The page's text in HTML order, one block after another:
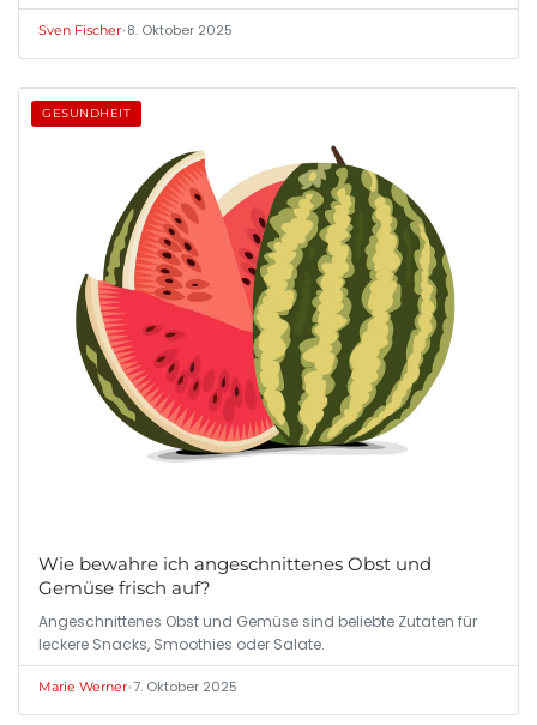
Sven Fischer•8. Oktober 2025
GESUNDHEIT
Wie bewahre ich angeschnittenes Obst und
Gemüse frisch auf?
Angeschnittenes Obst und Gemüse sind beliebte Zutaten für
leckere Snacks, Smoothies oder Salate.
Marie Werner•7. Oktober 2025